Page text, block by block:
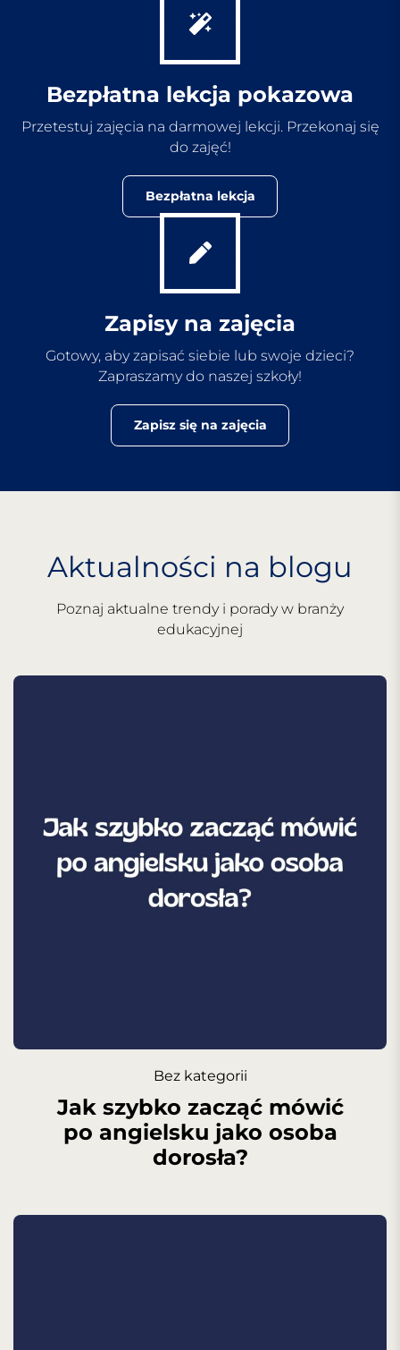
Bezpłatna lekcja pokazowa
Przetestuj zajęcia na darmowej lekcji. Przekonaj się
do zajęć!
Bezpłatna lekcja
Zapisy na zajęcia
Gotowy, aby zapisać siebie lub swoje dzieci?
Zapraszamy do naszej szkoły!
Zapisz się na zajęcia
Aktualności na blogu
Poznaj aktualne trendy i porady w branży
edukacyjnej
Bez kategorii
Jak szybko zacząć mówić
po angielsku jako osoba
dorosła?